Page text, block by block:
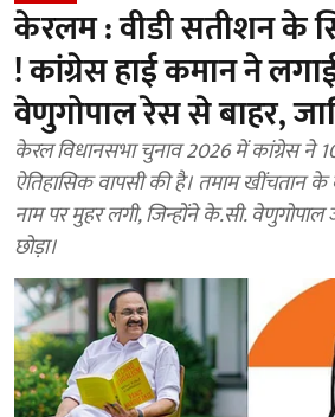
केरलम : वीडी सतीशन के
! कांग्रेस हाई कमान ने
वेणुगोपाल रेस से बाहर,
केरल विधानसभा चुनाव 2026 में कांग्रेस ने
ऐतिहासिक वापसी की है। तमाम खींचतान
नाम पर मुहर लगी, जिन्होंने के.सी.
छोड़ा।